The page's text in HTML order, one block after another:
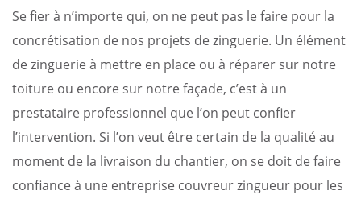
Se fier à n’importe qui, on ne peut pas le faire pour la
concrétisation de nos projets de zinguerie. Un élément
de zinguerie à mettre en place ou à réparer sur notre
toiture ou encore sur notre façade, c’est à un
prestataire professionnel que l’on peut confier
l’intervention. Si l’on veut être certain de la qualité au
moment de la livraison du chantier, on se doit de faire
confiance à une entreprise couvreur zingueur pour les